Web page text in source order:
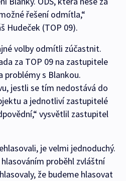
řešení odmítla,“
Hudeček (TOP 09).
volby odmítli zúčastnit.
za TOP 09 na zastupitele
problémy s Blankou.
jestli se tím nedostává do
a jednotliví zastupitelé
vysvětlil zastupitel
je velmi jednoduchý.
proběhl zvláštní
že budeme hlasovat